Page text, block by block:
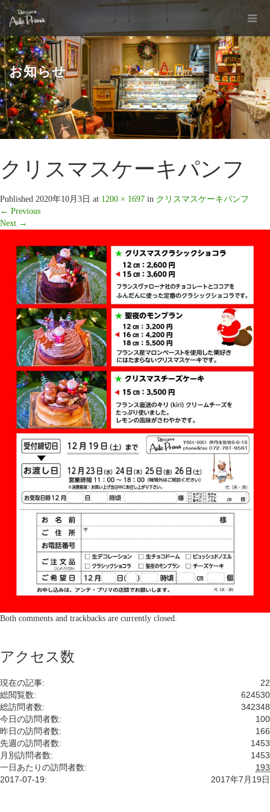
お知らせ
クリスマスケーキパンフ
Published 2020年10月3日 at 1200 × 1697 in クリスマスケーキパンフ
← Previous
Next →
Both comments and trackbacks are currently closed.
アクセス数
22
現在の記事:
624530
総閲覧数:
342348
総訪問者数:
100
今日の訪問者数:
166
昨日の訪問者数:
1453
先週の訪問者数:
1453
月別訪問者数:
193
一日あたりの訪問者数:
2017年7月19日
2017-07-19: